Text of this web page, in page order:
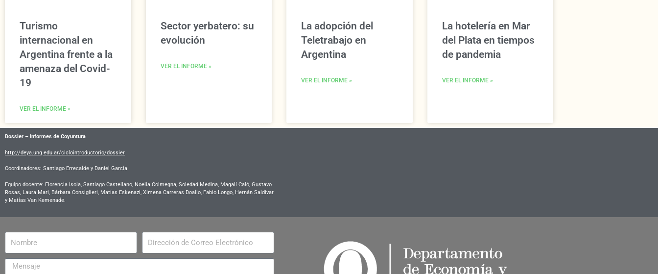
Turismo
internacional en
Argentina frente a la
amenaza del Covid-
19
VER EL INFORME »
Sector yerbatero: su
evolución
VER EL INFORME »
La adopción del
Teletrabajo en
Argentina
VER EL INFORME »
La hotelería en Mar
del Plata en tiempos
de pandemia
VER EL INFORME »
Dossier – Informes de Coyuntura
http://deya.unq.edu.ar/ciclointroductorio/dossier
Coordinadores: Santiago Errecalde y Daniel García
Equipo docente: Florencia Isola, Santiago Castellano, Noelia Colmegna, Soledad Medina, Magalí Caló, Gustavo
Rosas, Laura Mari, Bárbara Consiglieri, Matías Eskenazi, Ximena Carreras Doallo, Fabio Longo, Hernán Saldivar
y Matías Van Kemenade.